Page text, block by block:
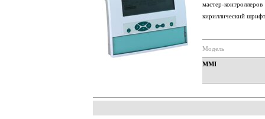
мастер-
кириллический
Модель
MMI